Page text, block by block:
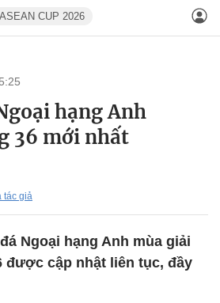
CUP 2026
hạng Anh
36 mới nhất
tác giả
Ngoại hạng Anh mùa giải
được cập nhật liên tục, đầy